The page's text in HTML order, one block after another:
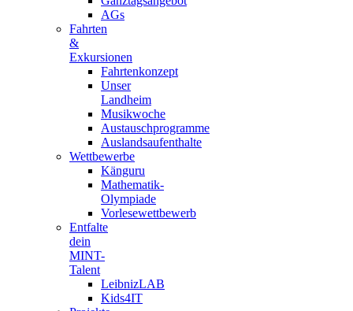
AGs
Fahrten
&
Exkursionen
Fahrtenkonzept
Unser
Landheim
Musikwoche
Austauschprogramme
Auslandsaufenthalte
Wettbewerbe
Känguru
Mathematik-
Olympiade
Vorlesewettbewerb
Entfalte
dein
MINT-
Talent
LeibnizLAB
Kids4IT